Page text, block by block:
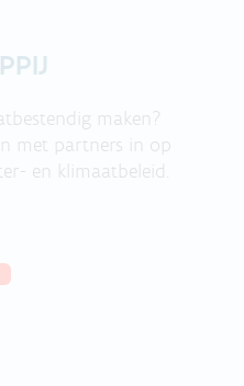
maken?
met partners in op
en klimaatbeleid.